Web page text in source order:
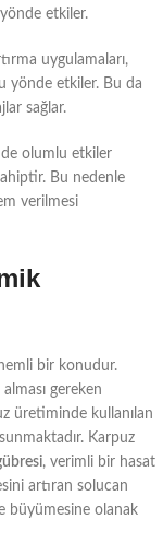
etkiler.
uygulamaları,
yönde etkiler. Bu da
sağlar.
olumlu etkiler
Bu nedenle
verilmesi
bir konudur.
gereken
üretiminde kullanılan
Karpuz
, verimli bir hasat
artıran solucan
büyümesine olanak